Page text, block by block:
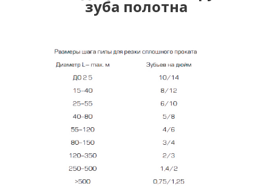
зуба полотна